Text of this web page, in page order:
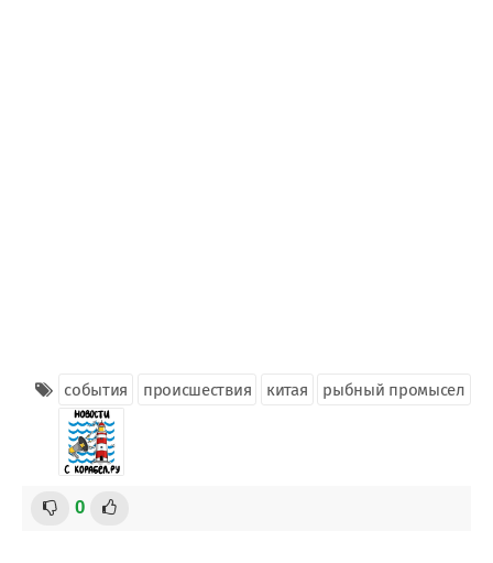
события происшествия китая рыбный промысел
0